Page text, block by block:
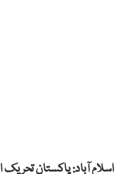
اسلام آباد: پاکستان